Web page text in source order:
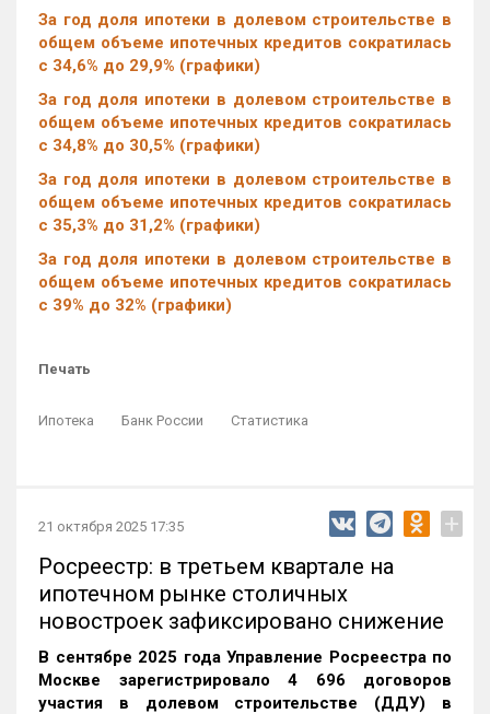
За год доля ипотеки в долевом строительстве в
общем объеме ипотечных кредитов сократилась
с 34,6% до 29,9% (графики)
За год доля ипотеки в долевом строительстве в
общем объеме ипотечных кредитов сократилась
с 34,8% до 30,5% (графики)
За год доля ипотеки в долевом строительстве в
общем объеме ипотечных кредитов сократилась
с 35,3% до 31,2% (графики)
За год доля ипотеки в долевом строительстве в
общем объеме ипотечных кредитов сократилась
с 39% до 32% (графики)
Печать
Ипотека Банк России Статистика
21 октября 2025 17:35 +
Росреестр: в третьем квартале на
ипотечном рынке столичных
новостроек зафиксировано снижение
В сентябре 2025 года Управление Росреестра по
Москве зарегистрировало 4 696 договоров
участия в долевом строительстве (ДДУ) в